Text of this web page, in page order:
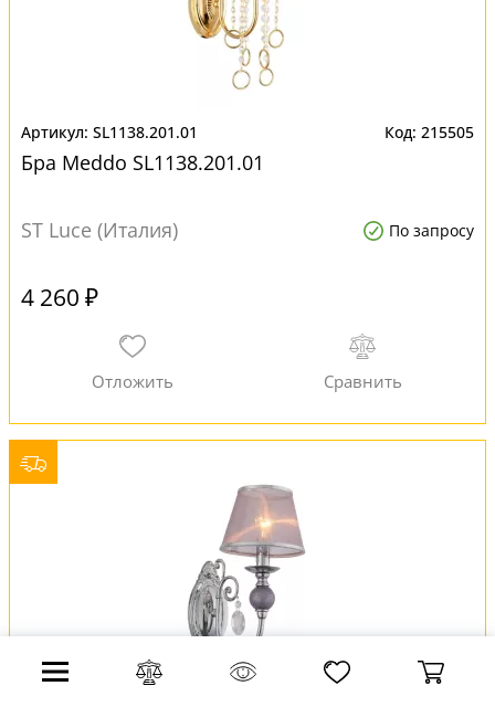
SL1138.201.01 215505
Бра Meddo SL1138.201.01
ST Luce (Италия) По запросу
4 260 ₽